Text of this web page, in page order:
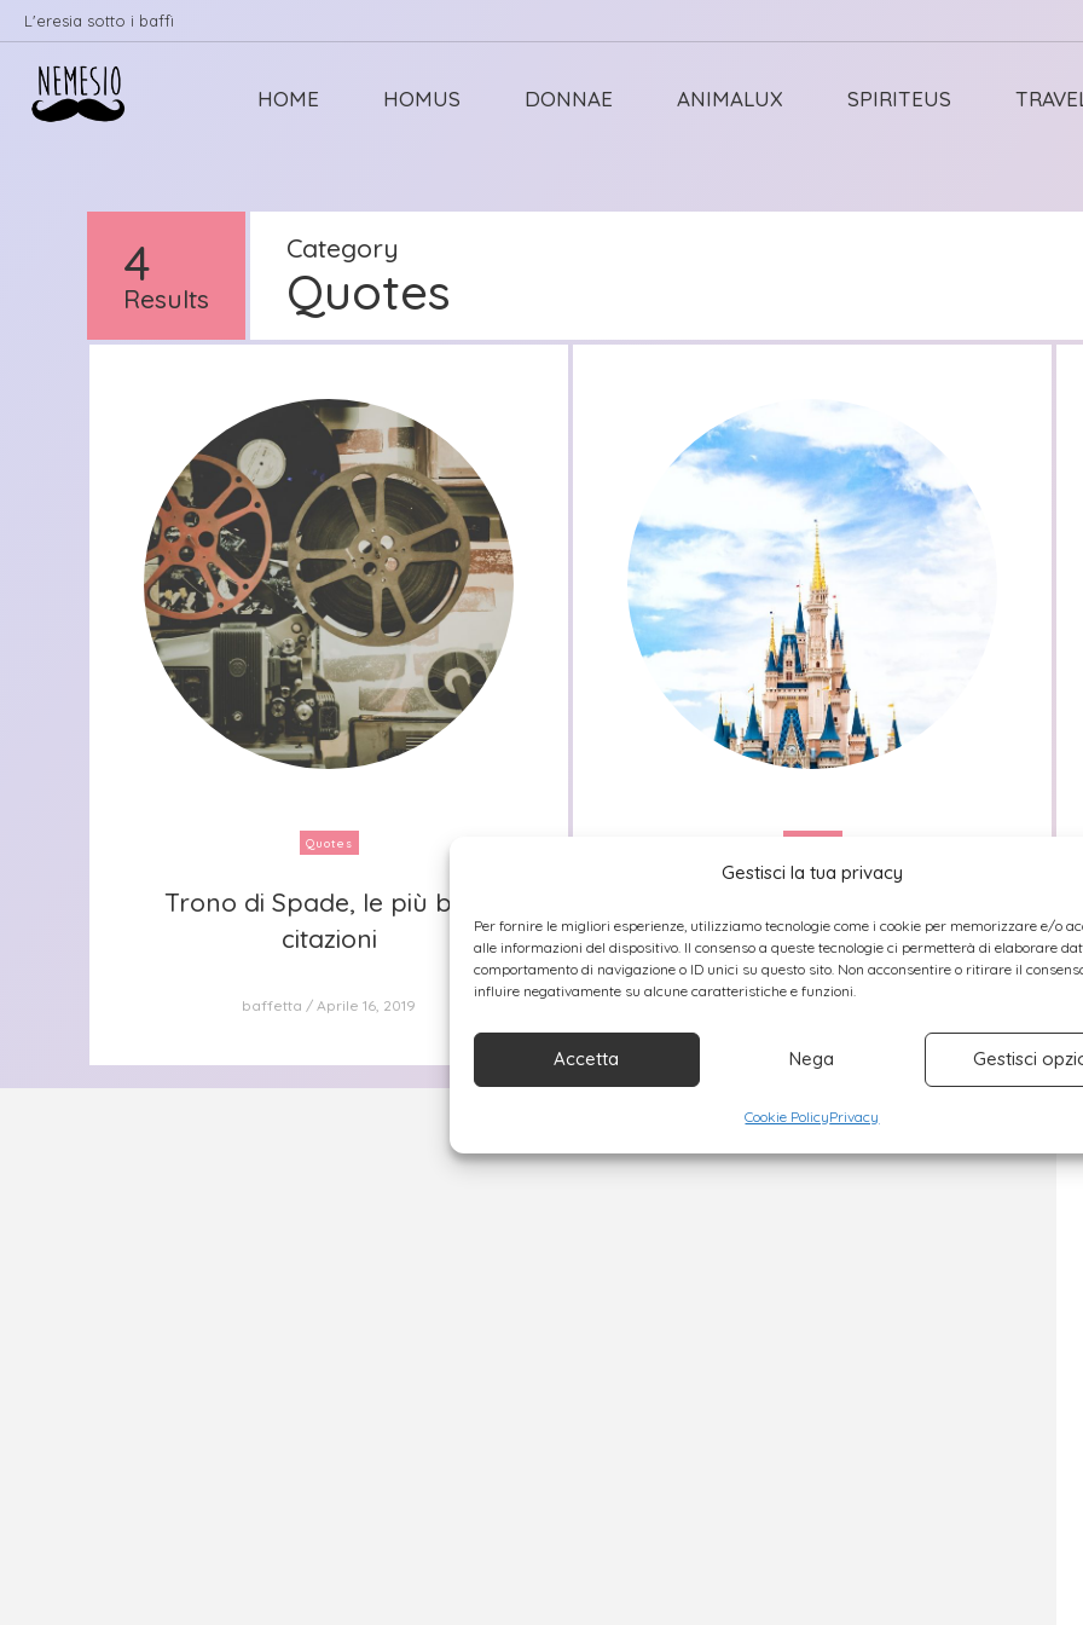
Gestisci la tua privacy
Per fornire le migliori esperienze, utilizziamo tecnologie come i cookie per memorizzare e/o
alle informazioni del dispositivo. Il consenso a queste tecnologie ci permetterà di elaborare
comportamento di navigazione o ID unici su questo sito. Non acconsentire o ritirare il
influire negativamente su alcune caratteristiche e funzioni.
Accetta Nega Gestisci
Cookie PolicyPrivacy
L'eresia sotto i baffi
HOME HOMUS DONNAE ANIMALUX SPIRITEUS
4
Results
Category
Quotes
Quotes
Trono di Spade, le più belle
citazioni
Trono di Spade, le più belle
citazioni
baffetta Aprile 16, 2019
quali sono le più belle frasi
Disney?
quali sono le più belle frasi
Disney?